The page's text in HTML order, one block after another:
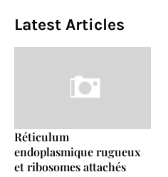
Latest Articles
Réticulum
endoplasmique rugueux
et ribosomes attachés